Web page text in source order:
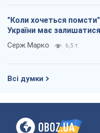
"Коли хочеться
України має
Серж Марко 6,5 т.
Всі думки